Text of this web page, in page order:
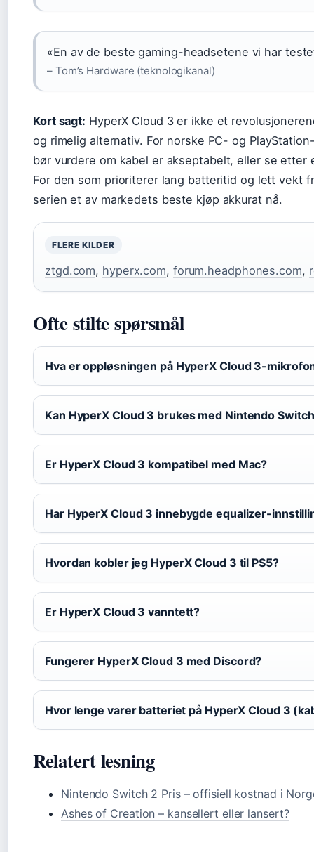
«En av de beste gaming-headsetene vi har
– Tom’s Hardware (teknologikanal)
Kort sagt: HyperX Cloud 3 er ikke et
og rimelig alternativ. For norske PC- og
bør vurdere om kabel er akseptabelt, eller se
For den som prioriterer lang batteritid og lett vekt
serien et av markedets beste kjøp akkurat nå.
FLERE KILDER
ztgd.com, hyperx.com, forum.headphones.com,
Ofte stilte spørsmål
Hva er oppløsningen på HyperX Cloud 3-
Kan HyperX Cloud 3 brukes med Nintendo
Er HyperX Cloud 3 kompatibel med Mac?
Har HyperX Cloud 3 innebygde equalizer-
Hvordan kobler jeg HyperX Cloud 3 til PS5?
Er HyperX Cloud 3 vanntett?
Fungerer HyperX Cloud 3 med Discord?
Hvor lenge varer batteriet på HyperX Cloud 3
Relatert lesning
Nintendo Switch 2 Pris – offisiell kostnad i
Ashes of Creation – kansellert eller lansert?